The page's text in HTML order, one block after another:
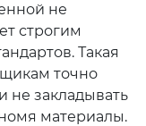
не
строгим
Такая
точно
не закладывать
материалы.